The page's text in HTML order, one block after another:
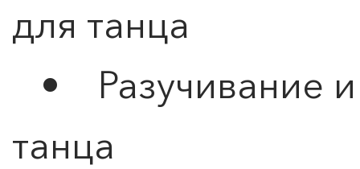
для танца
• Разучивание и
танца